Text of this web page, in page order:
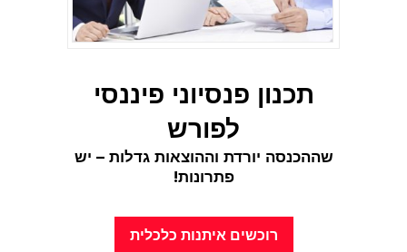
תכנון פנסיוני פיננסי
לפורש
שההכנסה יורדת וההוצאות גדלות – יש
פתרונות!
רוכשים איתנות כלכלית